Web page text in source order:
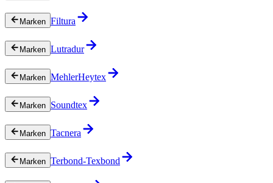
Marken Filtura
Marken Lutradur
Marken MehlerHeytex
Marken Soundtex
Marken Tacnera
Marken Terbond-Texbond